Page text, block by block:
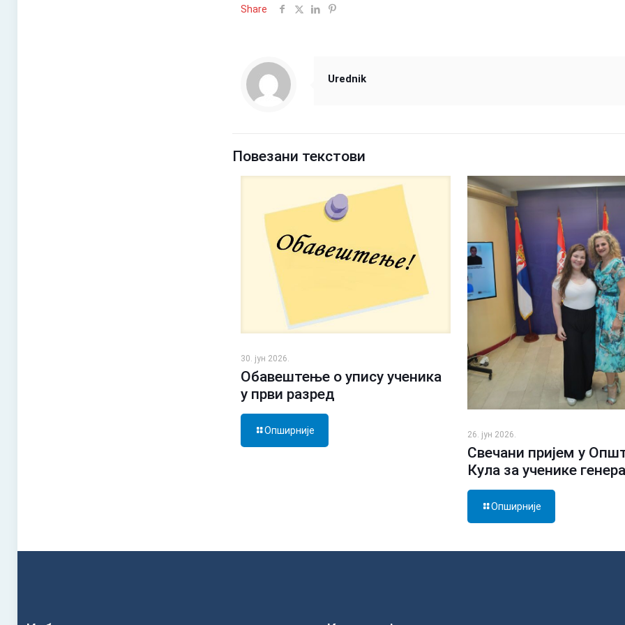
Share
Urednik
Повезани текстови
30. јун 2026.
Обавештење о упису ученика
у први разред
Опширније 26. јун 2026.
Свечани пријем у
Кула за ученике
Опширније